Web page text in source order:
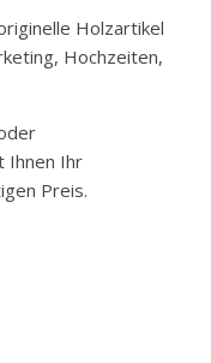
Holzartikel
Hochzeiten,
Ihnen Ihr
Preis.